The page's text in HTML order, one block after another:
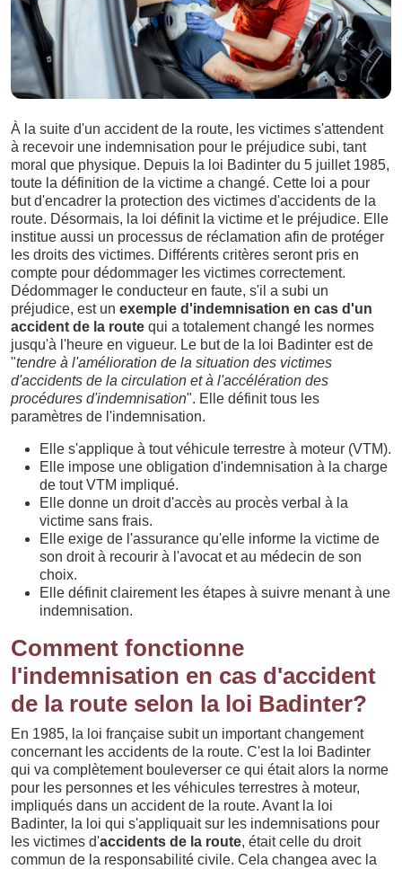
À la suite d'un accident de la route, les victimes s'attendent
à recevoir une indemnisation pour le préjudice subi, tant
moral que physique. Depuis la loi Badinter du 5 juillet 1985,
toute la définition de la victime a changé. Cette loi a pour
but d'encadrer la protection des victimes d'accidents de la
route. Désormais, la loi définit la victime et le préjudice. Elle
institue aussi un processus de réclamation afin de protéger
les droits des victimes. Différents critères seront pris en
compte pour dédommager les victimes correctement.
Dédommager le conducteur en faute, s'il a subi un
préjudice, est un exemple d'indemnisation en cas d'un
accident de la route qui a totalement changé les normes
jusqu'à l'heure en vigueur. Le but de la loi Badinter est de
"tendre à l'amélioration de la situation des victimes
d'accidents de la circulation et à l'accélération des
procédures d'indemnisation". Elle définit tous les
paramètres de l'indemnisation.
Elle s'applique à tout véhicule terrestre à moteur (VTM).
Elle impose une obligation d'indemnisation à la charge
de tout VTM impliqué.
Elle donne un droit d'accès au procès verbal à la
victime sans frais.
Elle exige de l'assurance qu'elle informe la victime de
son droit à recourir à l'avocat et au médecin de son
choix.
Elle définit clairement les étapes à suivre menant à une
indemnisation.
Comment fonctionne
l'indemnisation en cas d'accident
de la route selon la loi Badinter?
En 1985, la loi française subit un important changement
concernant les accidents de la route. C'est la loi Badinter
qui va complètement bouleverser ce qui était alors la norme
pour les personnes et les véhicules terrestres à moteur,
impliqués dans un accident de la route. Avant la loi
Badinter, la loi qui s'appliquait sur les indemnisations pour
les victimes d'accidents de la route, était celle du droit
commun de la responsabilité civile. Cela changea avec la